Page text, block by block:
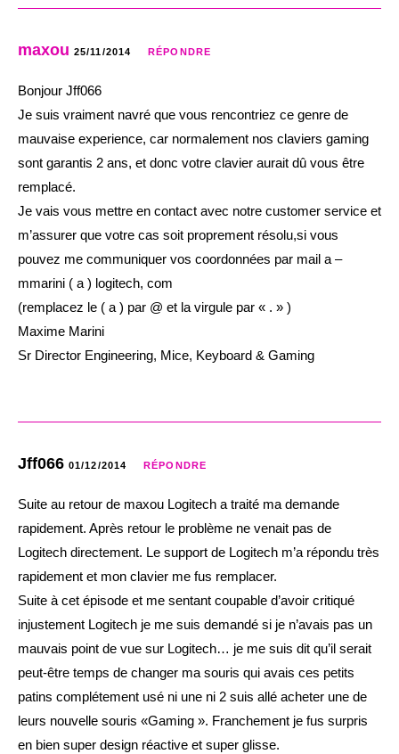
maxou 25/11/2014 RÉPONDRE
Bonjour Jff066
Je suis vraiment navré que vous rencontriez ce genre de
mauvaise experience, car normalement nos claviers gaming
sont garantis 2 ans, et donc votre clavier aurait dû vous être
remplacé.
Je vais vous mettre en contact avec notre customer service et
m’assurer que votre cas soit proprement résolu,si vous
pouvez me communiquer vos coordonnées par mail a –
mmarini ( a ) logitech, com
(remplacez le ( a ) par @ et la virgule par « . » )
Maxime Marini
Sr Director Engineering, Mice, Keyboard & Gaming
Jff066 01/12/2014 RÉPONDRE
Suite au retour de maxou Logitech a traité ma demande
rapidement. Après retour le problème ne venait pas de
Logitech directement. Le support de Logitech m’a répondu très
rapidement et mon clavier me fus remplacer.
Suite à cet épisode et me sentant coupable d’avoir critiqué
injustement Logitech je me suis demandé si je n’avais pas un
mauvais point de vue sur Logitech… je me suis dit qu’il serait
peut-être temps de changer ma souris qui avais ces petits
patins complétement usé ni une ni 2 suis allé acheter une de
leurs nouvelle souris «Gaming ». Franchement je fus surpris
en bien super design réactive et super glisse.